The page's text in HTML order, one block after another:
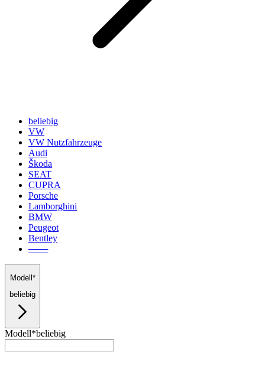
beliebig
VW
VW Nutzfahrzeuge
Audi
Škoda
SEAT
CUPRA
Porsche
Lamborghini
BMW
Peugeot
Bentley
───
Modell*
beliebig
Modell*beliebig